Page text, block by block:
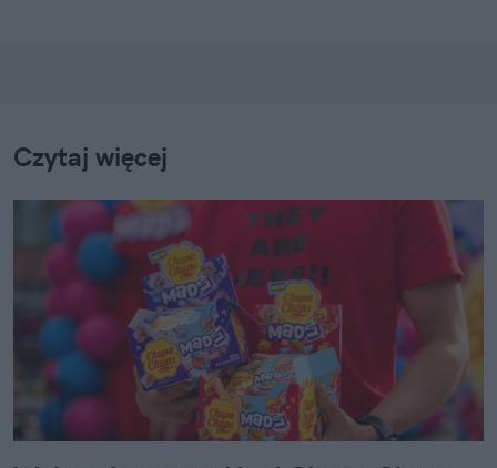
Czytaj więcej